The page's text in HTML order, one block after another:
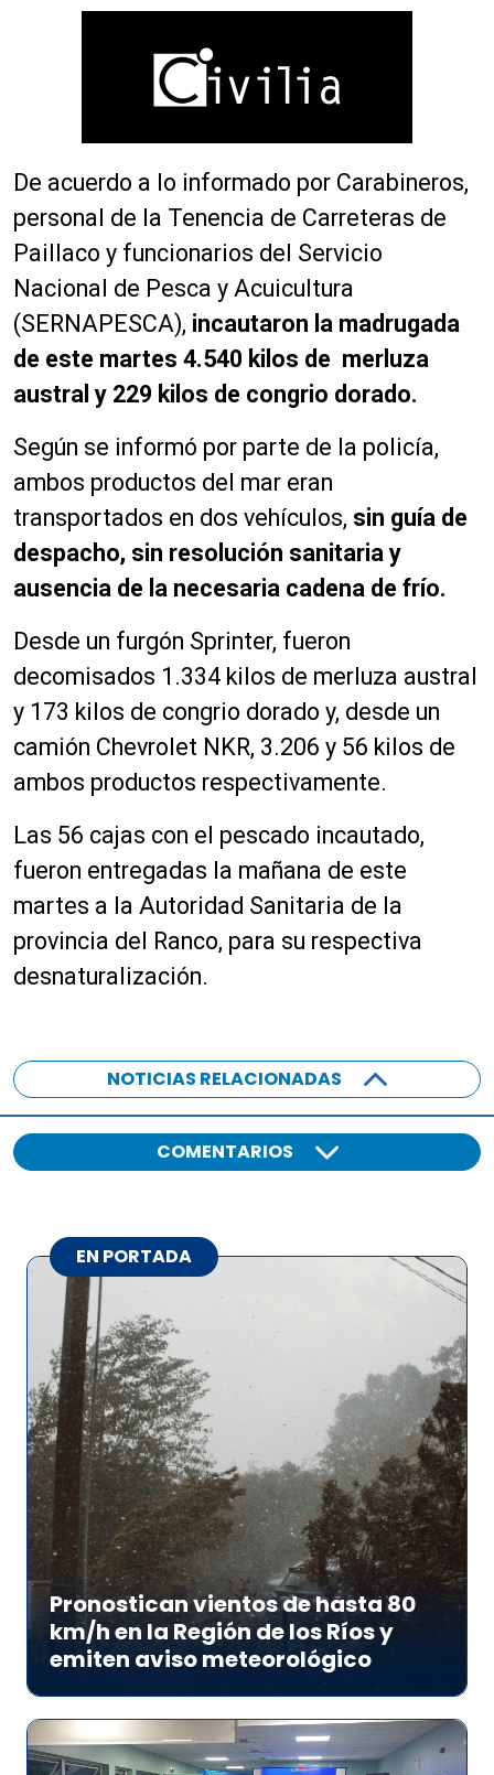
De acuerdo a lo informado por Carabineros,
personal de la Tenencia de Carreteras de
Paillaco y funcionarios del Servicio
Nacional de Pesca y Acuicultura
(SERNAPESCA), incautaron la madrugada
de este martes 4.540 kilos de merluza
austral y 229 kilos de congrio dorado.
Según se informó por parte de la policía,
ambos productos del mar eran
transportados en dos vehículos, sin guía de
despacho, sin resolución sanitaria y
ausencia de la necesaria cadena de frío.
Desde un furgón Sprinter, fueron
decomisados 1.334 kilos de merluza austral
y 173 kilos de congrio dorado y, desde un
camión Chevrolet NKR, 3.206 y 56 kilos de
ambos productos respectivamente.
Las 56 cajas con el pescado incautado,
fueron entregadas la mañana de este
martes a la Autoridad Sanitaria de la
provincia del Ranco, para su respectiva
desnaturalización.
NOTICIAS RELACIONADAS
COMENTARIOS
EN PORTADA
Pronostican vientos de hasta 80
km/h en la Región de los Ríos y
emiten aviso meteorológico